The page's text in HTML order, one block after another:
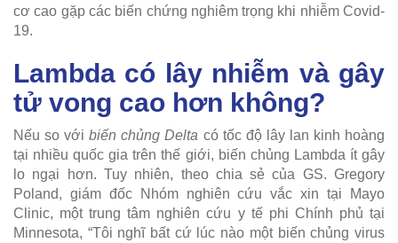
cơ cao gặp các biến chứng nghiêm trọng khi nhiễm Covid-
19.
Lambda có lây nhiễm và gây
tử vong cao hơn không?
Nếu so vớibiến chủng Delta có tốc độ lây lan kinh hoàng
tại nhiều quốc gia trên thế giới, biến chủng Lambda ít gây
lo ngại hơn. Tuy nhiên, theo chia sẻ của GS. Gregory
Poland, giám đốc Nhóm nghiên cứu vắc xin tại Mayo
Clinic, một trung tâm nghiên cứu y tế phi Chính phủ tại
Minnesota, “Tôi nghĩ bất cứ lúc nào một biến chủng virus